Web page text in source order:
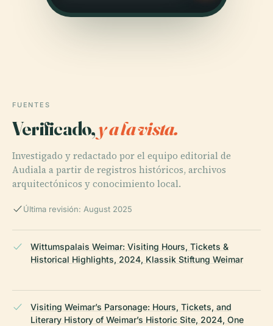
FUENTES
Verificado,y a la vista.
Investigado y redactado por el equipo editorial de
Audiala a partir de registros históricos, archivos
arquitectónicos y conocimiento local.
Última revisión: August 2025
Wittumspalais Weimar: Visiting Hours, Tickets &
Historical Highlights, 2024, Klassik Stiftung Weimar
Visiting Weimar’s Parsonage: Hours, Tickets, and
Literary History of Weimar’s Historic Site, 2024, One